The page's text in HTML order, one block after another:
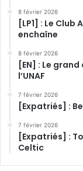
8 février 2026
[LP1] : Le
enchaîne
8 février 2026
[EN] : Le
l’UNAF
7 février 2026
[Expatriés] :
7 février 2026
[Expatriés] :
Celtic